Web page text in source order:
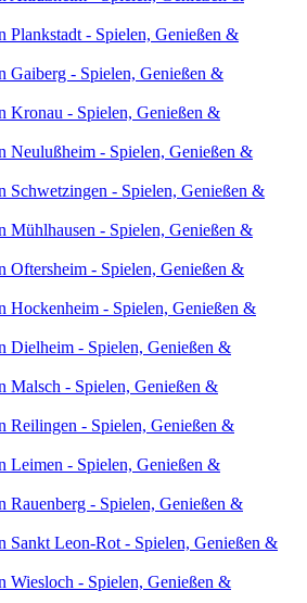
Plankstadt - Spielen, Genießen &
Gaiberg - Spielen, Genießen &
Kronau - Spielen, Genießen &
Neulußheim - Spielen, Genießen &
Schwetzingen - Spielen, Genießen &
Mühlhausen - Spielen, Genießen &
Oftersheim - Spielen, Genießen &
Hockenheim - Spielen, Genießen &
Dielheim - Spielen, Genießen &
Malsch - Spielen, Genießen &
Reilingen - Spielen, Genießen &
Leimen - Spielen, Genießen &
Rauenberg - Spielen, Genießen &
Sankt Leon-Rot - Spielen, Genießen &
Wiesloch - Spielen, Genießen &